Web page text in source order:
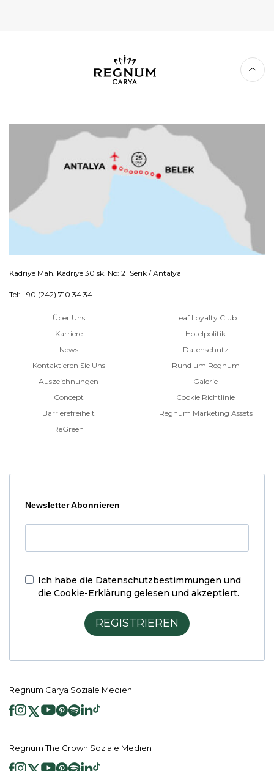
Kadriye Mah. Kadriye 30 sk. No: 21 Serik / Antalya
Tel: +90 (242) 710 34 34
Über Uns
Karriere
News
Kontaktieren Sie Uns
Auszeichnungen
Concept
Barrierefreiheit
ReGreen
Leaf Loyalty Club
Hotelpolitik
Datenschutz
Rund um Regnum
Galerie
Cookie Richtlinie
Regnum Marketing Assets
Newsletter Abonnieren
Ich habe die Datenschutzbestimmungen und
die Cookie-Erklärung gelesen und akzeptiert.
REGISTRIEREN
Regnum Carya Soziale Medien
Regnum The Crown Soziale Medien